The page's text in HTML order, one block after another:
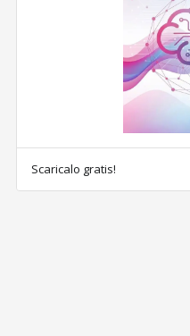
Scaricalo gratis!